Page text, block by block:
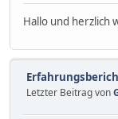
Hallo und herzlich
Letzter Beitrag von